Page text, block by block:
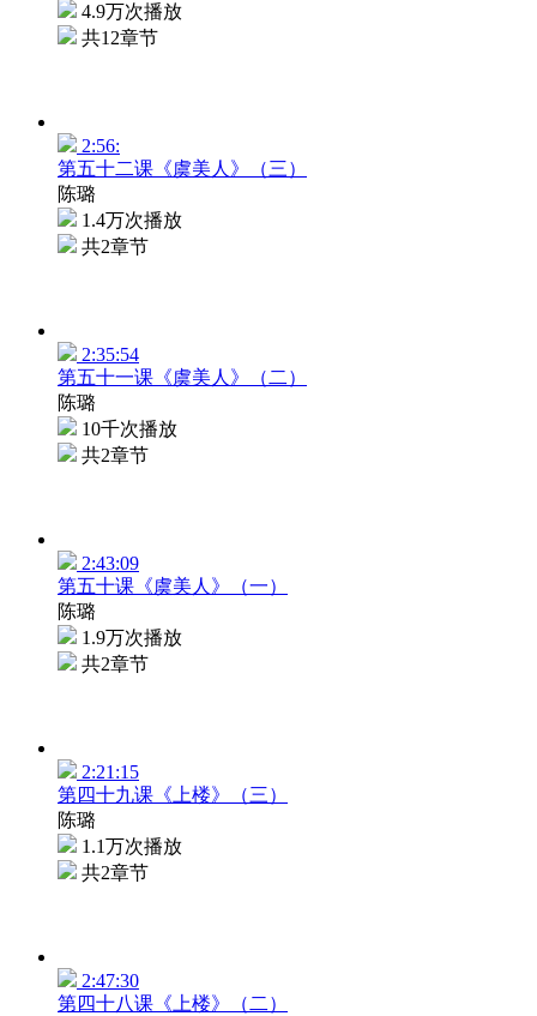
4.9万次播放
共12章节
2:56:
第五十二课《虞美人》（三）
陈璐
1.4万次播放
共2章节
2:35:54
第五十一课《虞美人》（二）
陈璐
10千次播放
共2章节
2:43:09
第五十课《虞美人》（一）
陈璐
1.9万次播放
共2章节
2:21:15
第四十九课《上楼》（三）
陈璐
1.1万次播放
共2章节
2:47:30
第四十八课《上楼》（二）